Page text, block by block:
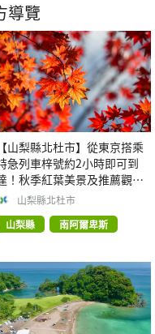
導覽
【山梨縣北杜市】從東京搭乘
急列車梓號約2小時即可到
！秋季紅葉美景及推薦觀光
景點。山梨縣北杜市
山梨縣
南阿爾卑斯